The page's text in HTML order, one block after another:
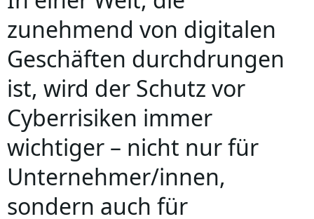
zunehmend von digitalen
Geschäften durchdrungen
ist, wird der Schutz vor
Cyberrisiken immer
wichtiger – nicht nur für
Unternehmer/innen,
sondern auch für